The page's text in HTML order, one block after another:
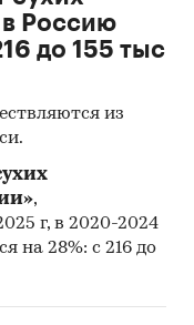
Россию
до 155 тыс
из
,
г, в 2020-2024
на 28%: с 216 до